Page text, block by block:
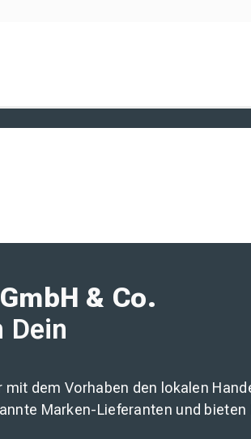
& Co.
Dein
dem Vorhaben den lokalen
Marken-Lieferanten und